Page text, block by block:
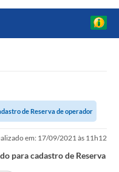
de Reserva de operador
em: 17/09/2021 às 11h12
para cadastro de Reserva